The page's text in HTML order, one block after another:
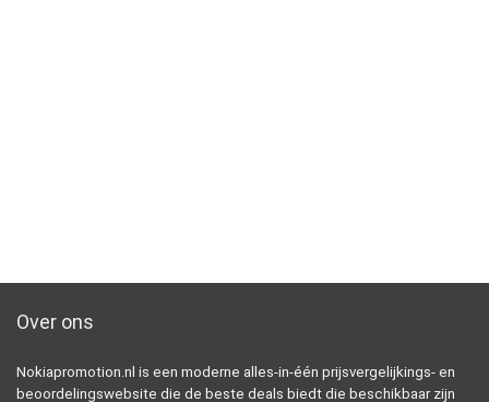
Over ons
Nokiapromotion.nl is een moderne alles-in-één prijsvergelijkings- en
beoordelingswebsite die de beste deals biedt die beschikbaar zijn